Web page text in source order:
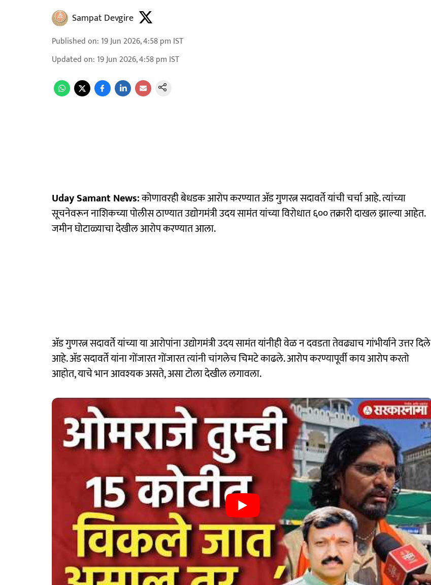
Sampat Devgire
Published on: 19 Jun 2026, 4:58 pm IST
Updated on: 19 Jun 2026, 4:58 pm IST
Uday Samant News:कोणावरही बेधडक आरोप करण्यात ॲड गुणरत्न सदावर्ते यांची चर्चा आहे. त्यांच्या
सूचनेवरून नाशिकच्या पोलीस ठाण्यात उद्योगमंत्री उदय सामंत यांच्या विरोधात ६०० तक्रारी दाखल झाल्या आहेत.
जमीन घोटाळ्याचा देखील आरोप करण्यात आला.
ॲड गुणरत्न सदावर्ते यांच्या या आरोपांना उद्योगमंत्री उदय सामंत यांनीही वेळ न दवडता तेवढ्याच गांभीर्याने उत्तर दिले
आहे. ॲड सदावर्ते यांना गोंजारत गोंजारत त्यांनी चांगलेच चिमटे काढले. आरोप करण्यापूर्वी काय आरोप करतो
आहोत, याचे भान आवश्यक असते, असा टोला देखील लगावला.